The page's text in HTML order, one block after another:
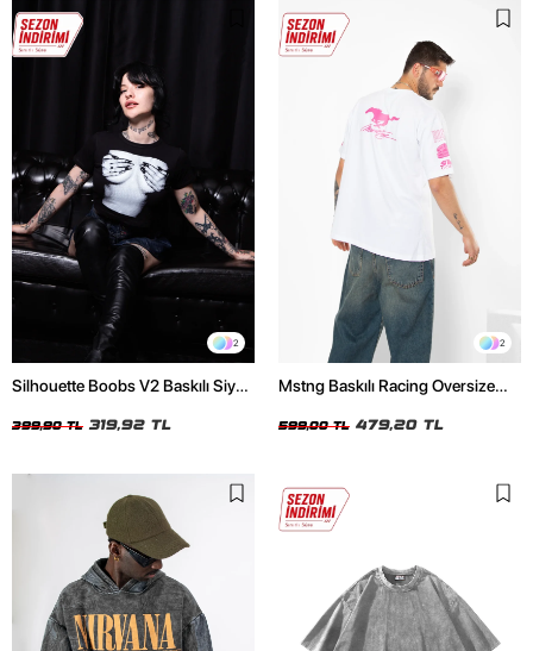
2
Silhouette Boobs V2 Baskılı Siyah
399,90 TL 319,92 TL
2
Mstng Baskılı Racing Oversize
599,00 TL 479,20 TL